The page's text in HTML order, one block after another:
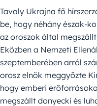
Tavaly Ukrajna fő
be, hogy néhány észak-
az oroszok által
Eközben a Nemzeti
szeptemberében arról
orosz elnök meggyőzte
hogy emberi
megszállt donyecki és